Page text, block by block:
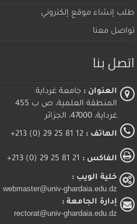
طلب إنشاء موقع إلكتروني
تواصل معنا
اتصل بنا
العنوان : جامعة غرداية
المنطقة العلمية، ص ب 455
غرداية، 47000، الجزائر
الهاتف : 12 81 25 29 (0) 213+
الفاكس :
خلية الويب :
webmaster@univ-ghardaia.edu.dz
إدارة الجامعة :
rectorat@univ-ghardaia.edu.dz